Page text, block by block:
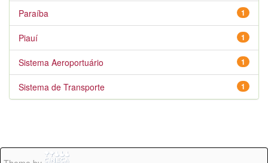
1
Paraíba
1
Piauí
1
Sistema Aeroportuário
1
Sistema de Transporte